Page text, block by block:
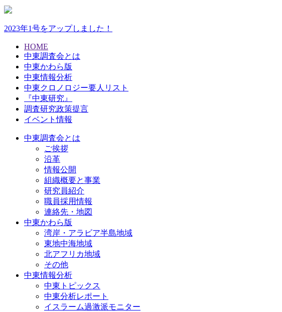
2023年1号をアップしました！
HOME
中東調査会とは
中東かわら版
中東情報分析
中東クロノロジー要人リスト
『中東研究』
調査研究政策提言
イベント情報
中東調査会とは
ご挨拶
沿革
情報公開
組織概要と事業
研究員紹介
職員採用情報
連絡先・地図
中東かわら版
湾岸・アラビア半島地域
東地中海地域
北アフリカ地域
その他
中東情報分析
中東トピックス
中東分析レポート
イスラーム過激派モニター